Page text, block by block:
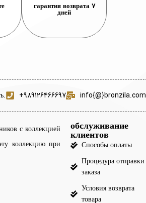
гарантия возврата 7
дней
+989126466697 info{@}bronzila.com
с коллекцией
коллекцию при
обслуживание
клиентов
Способы оплаты
Процедура отправки
заказа
Условия возврата
товара